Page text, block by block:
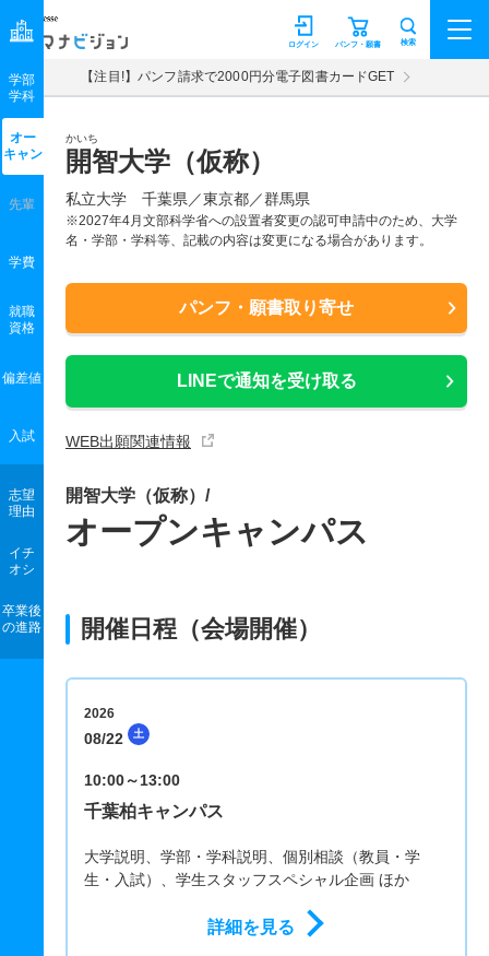
マナビジョン パンフ・願書
ログイン 検索
【注目!】パンフ請求で2000円分電子図書カードGET
かいち
開智大学（仮称）
私立大学 千葉県／東京都／群馬県
※2027年4月文部科学省への設置者変更の認可申請中のため、大学
名・学部・学科等、記載の内容は変更になる場合があります。
パンフ・願書取り寄せ
LINEで通知を受け取る
WEB出願関連情報
学部
学科
オー
キャン
先輩
学費
就職
資格
偏差値
入試
志望
理由
イチ
オシ
卒業後
の進路
開智大学（仮称）/
オープンキャンパス
開催日程（会場開催）
2026
08/22 土
10:00～13:00
千葉柏キャンパス
大学説明、学部・学科説明、個別相談（教員・学
生・入試）、学生スタッフスペシャル企画 ほか
詳細を見る